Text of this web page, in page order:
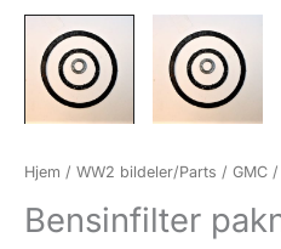
Hjem / WW2 bildeler/Parts / GMC /
Bensinfilter